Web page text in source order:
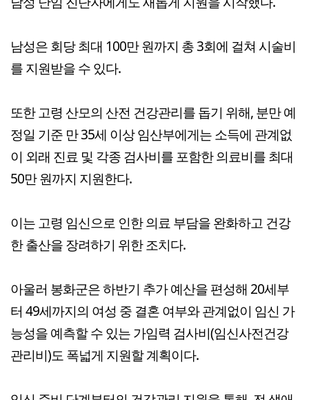
남성은 회당 최대 100만 원까지 총 3회에 걸쳐 시술비
를 지원받을 수 있다.
또한 고령 산모의 산전 건강관리를 돕기 위해, 분만 예
정일 기준 만 35세 이상 임산부에게는 소득에 관계없
이 외래 진료 및 각종 검사비를 포함한 의료비를 최대
50만 원까지 지원한다.
이는 고령 임신으로 인한 의료 부담을 완화하고 건강
한 출산을 장려하기 위한 조치다.
아울러 봉화군은 하반기 추가 예산을 편성해 20세부
터 49세까지의 여성 중 결혼 여부와 관계없이 임신 가
능성을 예측할 수 있는 가임력 검사비(임신사전건강
관리비)도 폭넓게 지원할 계획이다.